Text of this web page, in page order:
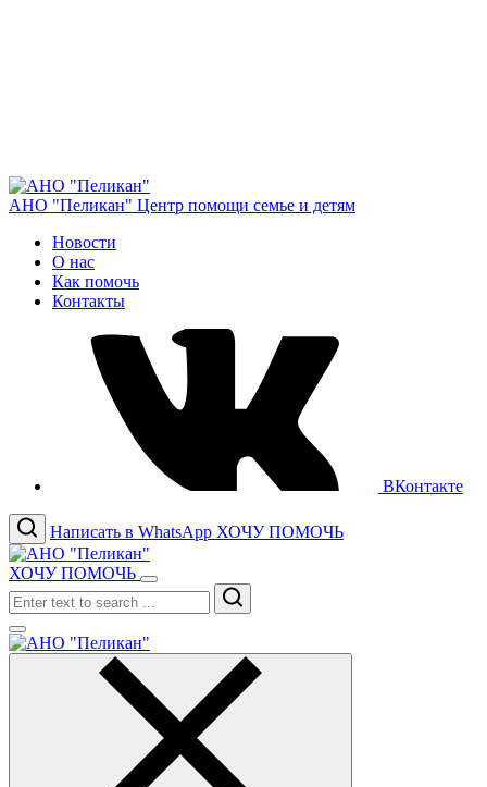
АНО "Пеликан" Центр помощи семье и детям
Новости
О нас
Как помочь
Контакты
ВКонтакте
Написать в WhatsApp ХОЧУ ПОМОЧЬ
ХОЧУ ПОМОЧЬ
Search